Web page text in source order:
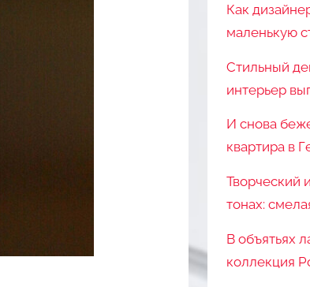
Как
маленькую
Стильный
интерьер
И снова
квартира в
Творческий
тонах:
В объятьях
коллекция